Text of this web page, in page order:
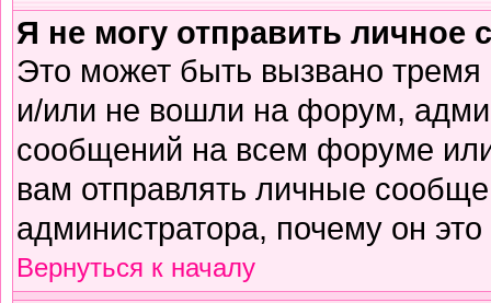
Я не могу отправить личное
Это может быть вызвано
и/или не вошли на форум,
сообщений на всем форуме
вам отправлять личные
администратора, почему он
Вернуться к началу